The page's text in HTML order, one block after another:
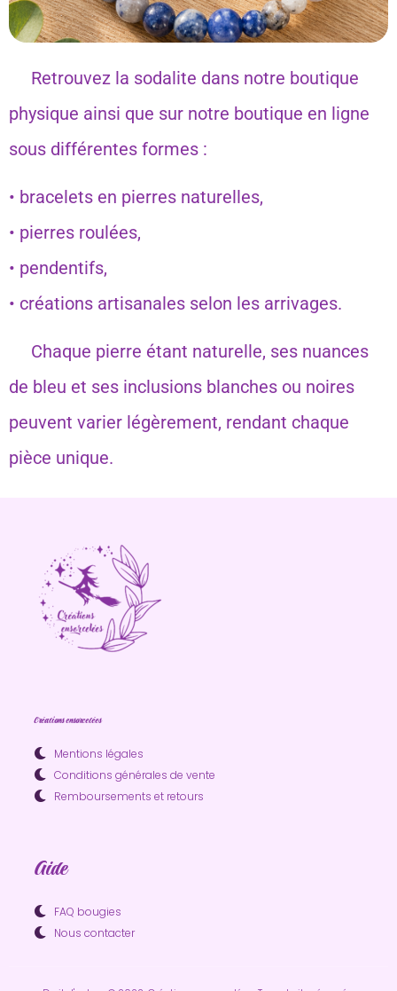
Retrouvez la sodalite dans notre boutique
physique ainsi que sur notre boutique en ligne
sous différentes formes :
• bracelets en pierres naturelles,
• pierres roulées,
• pendentifs,
• créations artisanales selon les arrivages.
Chaque pierre étant naturelle, ses nuances
de bleu et ses inclusions blanches ou noires
peuvent varier légèrement, rendant chaque
pièce unique.
Créations ensorcelées
Mentions légales
Conditions générales de vente
Remboursements et retours
Aide
FAQ bougies
Nous contacter